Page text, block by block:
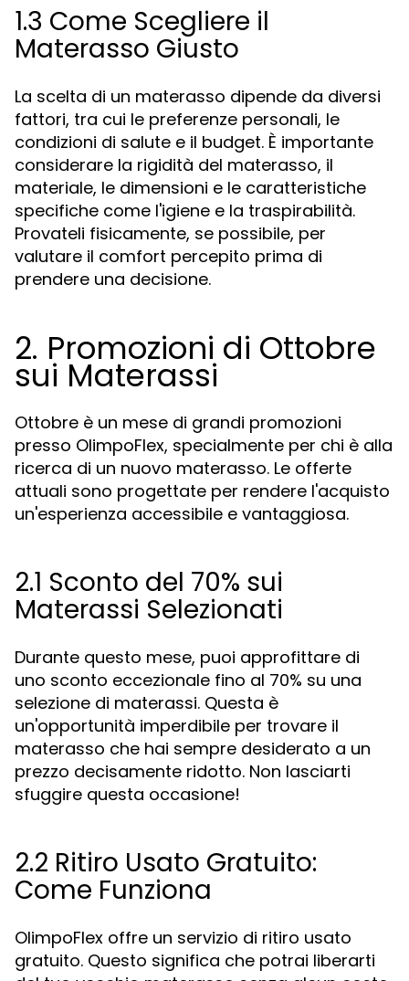
1.3 Come Scegliere il
Materasso Giusto
La scelta di un materasso dipende da diversi
fattori, tra cui le preferenze personali, le
condizioni di salute e il budget. È importante
considerare la rigidità del materasso, il
materiale, le dimensioni e le caratteristiche
specifiche come l'igiene e la traspirabilità.
Provateli fisicamente, se possibile, per
valutare il comfort percepito prima di
prendere una decisione.
2. Promozioni di Ottobre
sui Materassi
Ottobre è un mese di grandi promozioni
presso OlimpoFlex, specialmente per chi è alla
ricerca di un nuovo materasso. Le offerte
attuali sono progettate per rendere l'acquisto
un'esperienza accessibile e vantaggiosa.
2.1 Sconto del 70% sui
Materassi Selezionati
Durante questo mese, puoi approfittare di
uno sconto eccezionale fino al 70% su una
selezione di materassi. Questa è
un'opportunità imperdibile per trovare il
materasso che hai sempre desiderato a un
prezzo decisamente ridotto. Non lasciarti
sfuggire questa occasione!
2.2 Ritiro Usato Gratuito:
Come Funziona
OlimpoFlex offre un servizio di ritiro usato
gratuito. Questo significa che potrai liberarti